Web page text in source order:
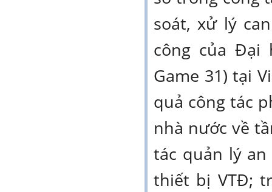
soát, xử lý
công của Đại
Game 31) tại
quả công tác
nhà nước về
tác quản lý
thiết bị VTĐ;